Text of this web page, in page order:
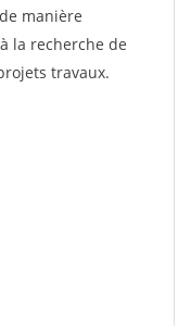
manière
la recherche de
travaux.